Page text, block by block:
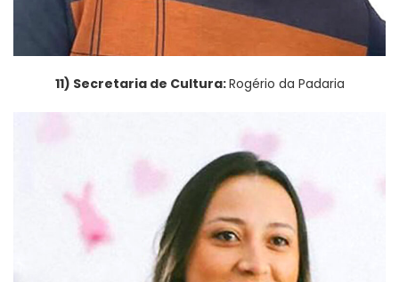
11) Secretaria de Cultura:Rogério da Padaria